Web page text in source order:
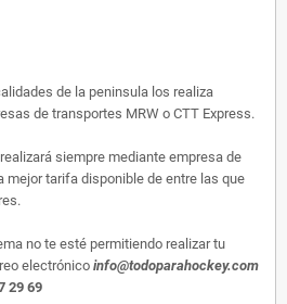
de la peninsula los realiza
de transportes MRW o CTT Express.
siempre mediante empresa de
mejor tarifa disponible de entre las que
no te esté permitiendo realizar tu
electrónico info@todoparahockey.com
29 69